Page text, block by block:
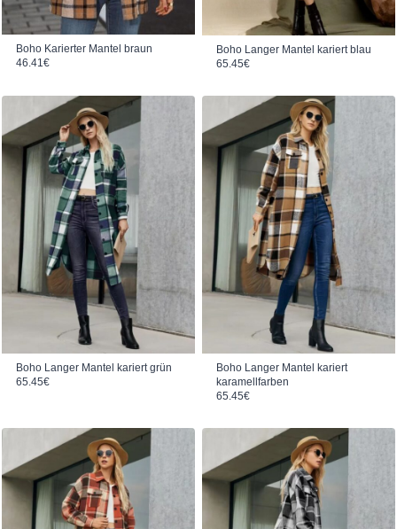
Boho Karierter Mantel braun
46.41€
Boho Langer Mantel kariert blau
65.45€
Boho Langer Mantel kariert grün
65.45€
Boho Langer Mantel kariert
karamellfarben
65.45€